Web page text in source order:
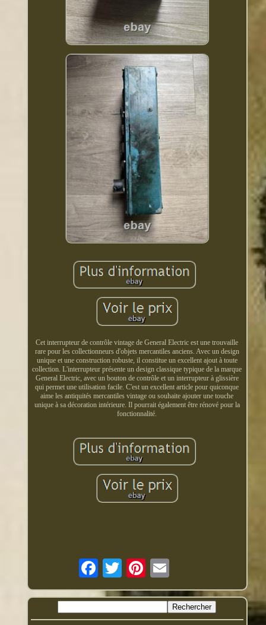
Cet interrupteur de contrôle vintage de General Electric est une trouvaille
rare pour les collectionneurs d'objets mercantiles anciens. Avec un design
unique et une construction robuste, il constitue un excellent ajout à toute
collection. L'interrupteur présente un design classique typique de la marque
General Electric, avec un bouton de contrôle et un interrupteur à glissière
qui permet une utilisation facile. C'est un excellent article pour quiconque
aime les antiquités mercantiles vintage ou souhaite ajouter une touche
unique à sa décoration intérieure. Il pourrait également être rénové pour la
fonctionnalité.